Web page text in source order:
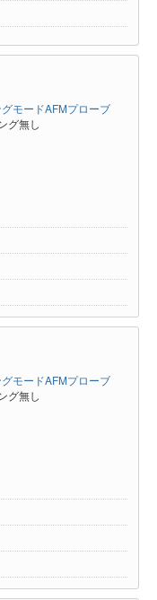
モードAFMプローブ
グ無し
モードAFMプローブ
グ無し